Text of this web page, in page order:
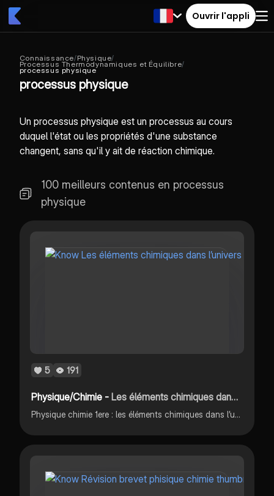
Ouvrir l'appli
Connaissance/Physique/
Processus Thermodynamiques et Équilibre/
processus physique
processus physique
Un processus physique est un processus au cours
duquel l'état ou les propriétés d'une substance
changent, sans qu'il y ait de réaction chimique.
100 meilleurs contenus en processus
physique
5 191
Physique/Chimie -Les éléments chimiques dans l’univers
Physique chimie 1ere : les éléments chimiques dans l’univers